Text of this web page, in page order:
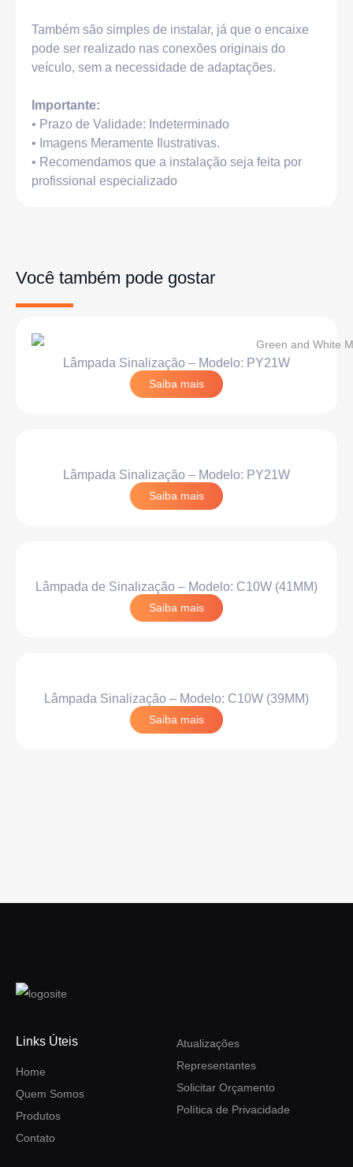
Também são simples de instalar, já que o encaixe
pode ser realizado nas conexões originais do
veículo, sem a necessidade de adaptações.
Importante:
• Prazo de Validade: Indeterminado
• Imagens Meramente Ilustrativas.
• Recomendamos que a instalação seja feita por
profissional especializado
Você também pode gostar
Lâmpada Sinalização – Modelo: PY21W
Saiba mais
Lâmpada Sinalização – Modelo: PY21W
Saiba mais
Lâmpada de Sinalização – Modelo: C10W (41MM)
Saiba mais
Lâmpada Sinalização – Modelo: C10W (39MM)
Saiba mais
Links Úteis
Home
Quem Somos
Produtos
Contato
Atualizações
Representantes
Solicitar Orçamento
Política de Privacidade